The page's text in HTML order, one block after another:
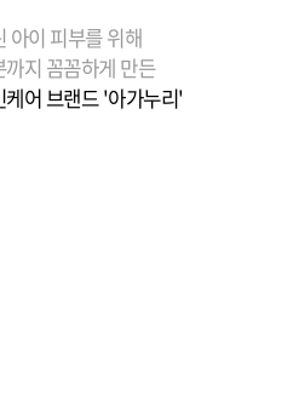
아이 피부를 위해
지 꼼꼼하게 만든
케어 브랜드 '아가누리'